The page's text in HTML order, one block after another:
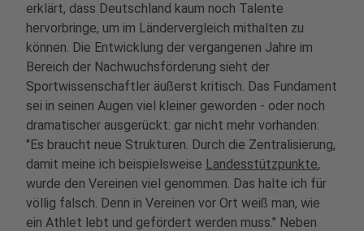
erklärt, dass Deutschland kaum noch Talente
hervorbringe, um im Ländervergleich mithalten zu
können. Die Entwicklung der vergangenen Jahre im
Bereich der Nachwuchsförderung sieht der
Sportwissenschaftler äußerst kritisch. Das Fundament
sei in seinen Augen viel kleiner geworden - oder noch
dramatischer ausgerückt: gar nicht mehr vorhanden:
"Es braucht neue Strukturen. Durch die Zentralisierung,
damit meine ich beispielsweise Landesstützpunkte,
wurde den Vereinen viel genommen. Das halte ich für
völlig falsch. Denn in Vereinen vor Ort weiß man, wie
ein Athlet lebt und gefördert werden muss." Neben